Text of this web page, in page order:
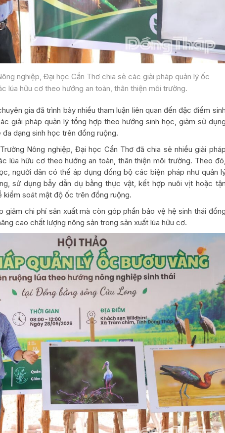
nghiệp, Đại học Cần Thơ chia sẻ các giải pháp quản lý ốc
lúa hữu cơ theo hướng an toàn, thân thiện môi trường.
gia đã trình bày nhiều tham luận liên quan đến đặc điểm
giải pháp quản lý tổng hợp theo hướng sinh học, giảm sử
dạng sinh học trên đồng ruộng.
Nông nghiệp, Đại học Cần Thơ đã chia sẻ nhiều giải
lúa hữu cơ theo hướng an toàn, thân thiện môi trường. Theo
người dân có thể áp dụng đồng bộ các biện pháp như quản
sử dụng bẫy dẫn dụ bằng thực vật, kết hợp nuôi vịt hoặc
soát mật độ ốc trên đồng ruộng.
giảm chi phí sản xuất mà còn góp phần bảo vệ hệ sinh thái
cao chất lượng nông sản trong sản xuất lúa hữu cơ.